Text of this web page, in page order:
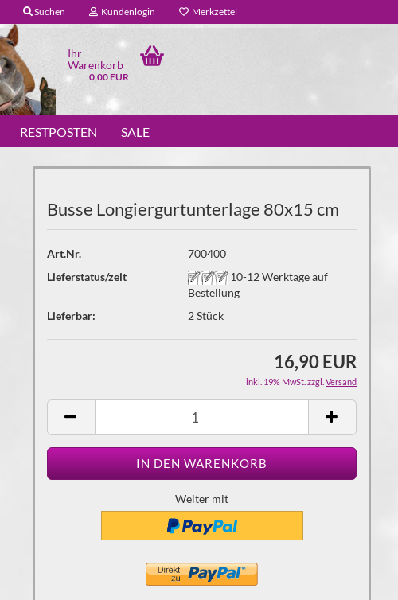
Suchen Kundenlogin Merkzettel
Ihr
Warenkorb
0,00 EUR
RESTPOSTEN SALE
Busse Longiergurtunterlage 80x15 cm
Art.Nr.
700400
Lieferstatus/zeit
10-12 Werktage auf
Bestellung
Lieferbar:
2Stück
16,90 EUR
inkl. 19% MwSt. zzgl.Versand
Weiter mit